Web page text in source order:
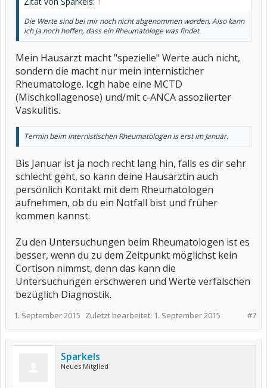
Die Werte sind bei mir noch nicht abgenommen worden. Also kann
ich ja noch hoffen, dass ein Rheumatologe was findet.
Mein Hausarzt macht "spezielle" Werte auch nicht,
sondern die macht nur mein internisticher
Rheumatologe. Icgh habe eine MCTD
(Mischkollagenose) und/mit c-ANCA assoziierter
Vaskulitis.
Termin beim internistischen Rheumatologen is erst im Januar.
Bis Januar ist ja noch recht lang hin, falls es dir sehr
schlecht geht, so kann deine Hausärztin auch
persönlich Kontakt mit dem Rheumatologen
aufnehmen, ob du ein Notfall bist und früher
kommen kannst.
Zu den Untersuchungen beim Rheumatologen ist es
besser, wenn du zu dem Zeitpunkt möglichst kein
Cortison nimmst, denn das kann die
Untersuchungen erschweren und Werte verfälschen
bezüglich Diagnostik.
#7
1. September 2015 Zuletzt bearbeitet: 1. September 2015
Sparkels
Neues Mitglied